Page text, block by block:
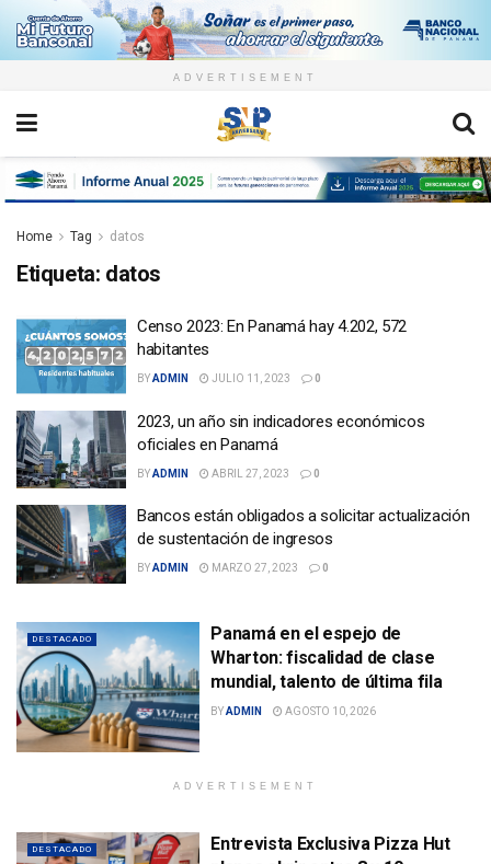
ADVERTISEMENT
Home Tag datos
Etiqueta: datos
Censo 2023: En Panamá hay 4.202, 572
habitantes
BYADMIN JULIO 11, 2023 0
2023, un año sin indicadores económicos
oficiales en Panamá
BYADMIN ABRIL 27, 2023 0
Bancos están obligados a solicitar actualización
de sustentación de ingresos
BYADMIN MARZO 27, 2023 0
DESTACADO
Panamá en el espejo de
Wharton: fiscalidad de clase
mundial, talento de última fila
BYADMIN AGOSTO 10, 2026
ADVERTISEMENT
DESTACADO
Entrevista Exclusiva Pizza Hut